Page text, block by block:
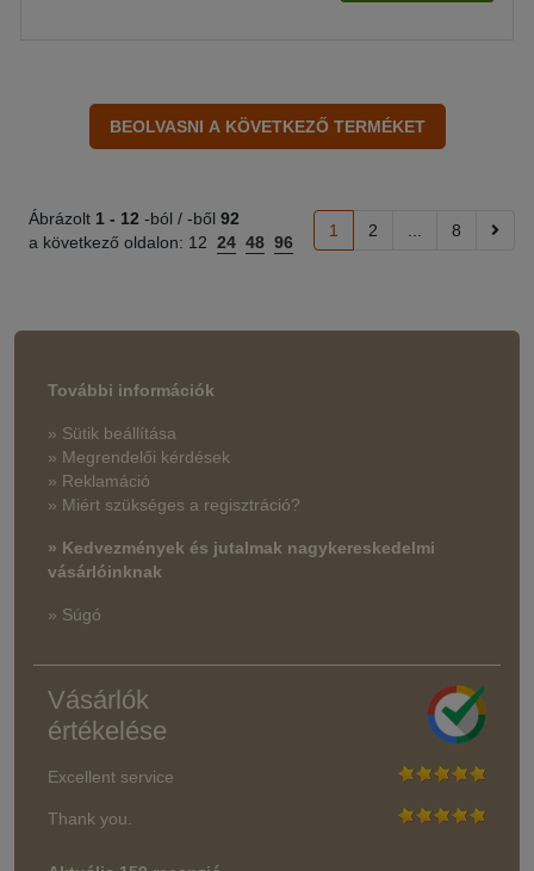
Ábrázolt 1 - 12 -ból / -ből 92
a következő oldalon: 12 24 48 96
1 2 8
További információk
» Sütik beállítása
» Megrendelői kérdések
» Reklamáció
» Miért szükséges a regisztráció?
» Kedvezmények és jutalmak nagykereskedelmi
vásárlóinknak
» Súgó
Vásárlók
értékelése
Excellent service
Thank you.